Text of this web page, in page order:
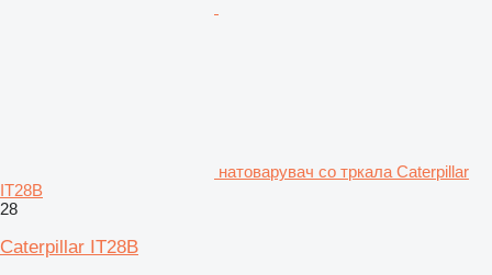
натоварувач со тркала Caterpillar
IT28B
28
Caterpillar IT28B